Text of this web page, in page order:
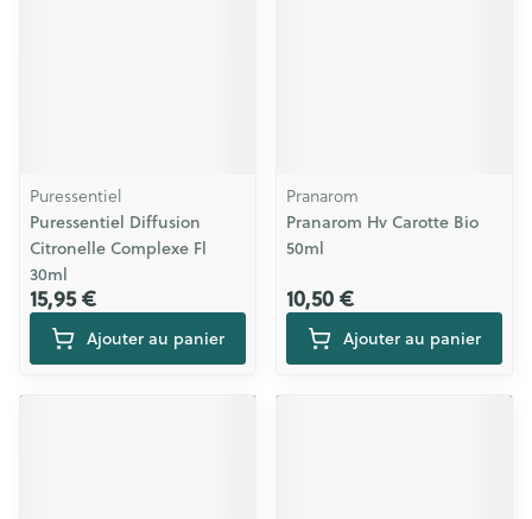
Puressentiel
Puressentiel Diffusion
Citronelle Complexe Fl
30ml
15,95 €
Ajouter au panier
Pranarom
Pranarom Hv Carotte Bio
50ml
10,50 €
Ajouter au panier